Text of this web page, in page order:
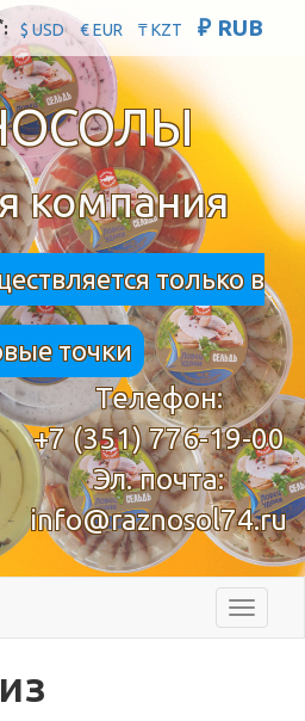
$ USD € EUR ₸ KZT ₽ RUB
:
компания
только в
точки
Телефон:
+7 (351) 776-19-00
Эл. почта:
info@raznosol74.ru
Меню